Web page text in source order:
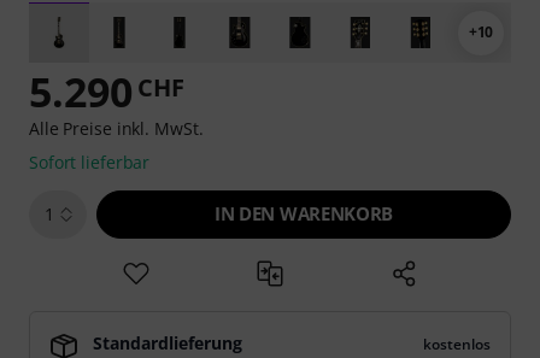
+10
5.290 CHF
Alle Preise inkl. MwSt.
Sofort lieferbar
1 IN DEN WARENKORB
Standardlieferung
kostenlos